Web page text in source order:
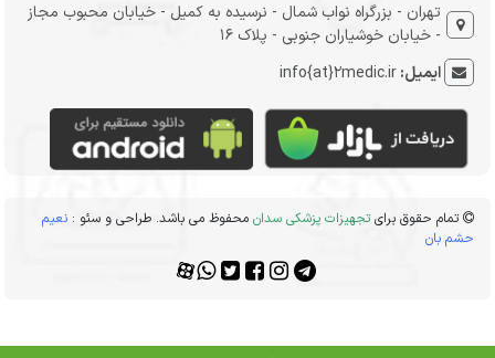
تهران - بزرگراه نواب شمال - نرسیده به کمیل - خیابان محبوب مجاز
- خیابان خوشیاران جنوبی - پلاک 16
ایمیل:info{at}2medic.ir
تمام حقوق برایتجهیزات پزشکی سدان محفوظ می باشد. طراحی و سئو :نعیم
حشم بان